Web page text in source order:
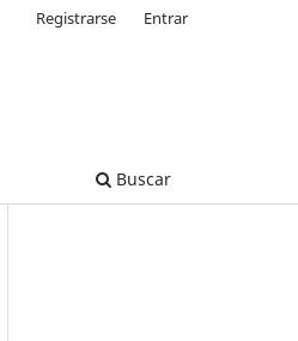
Buscar
Registrarse Entrar